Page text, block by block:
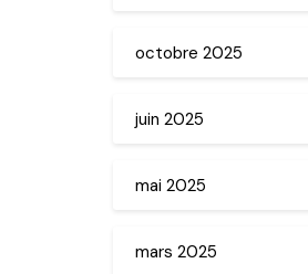
octobre 2025
juin 2025
mai 2025
mars 2025